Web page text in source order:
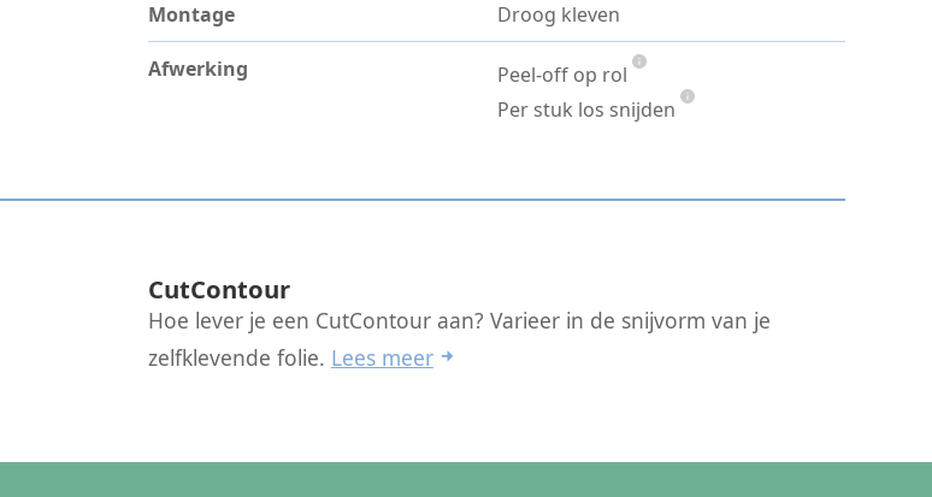
Montage Droog kleven
Afwerking
Peel-off op rol
Per stuk los snijden
CutContour
Hoe lever je een CutContour aan? Varieer in de snijvorm van je
zelfklevende folie. Lees meer